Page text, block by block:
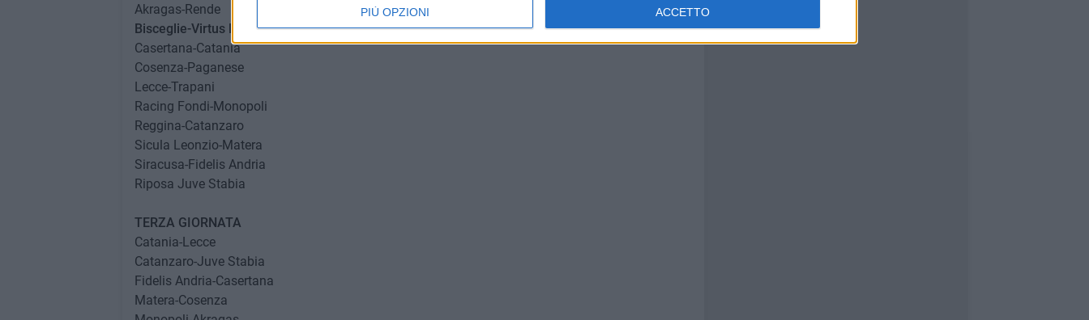
PIÙ OPZIONI ACCETTO
Akragas-Rende
Bisceglie-Virtus Francavilla
Casertana-Catania
Cosenza-Paganese
Lecce-Trapani
Racing Fondi-Monopoli
Reggina-Catanzaro
Sicula Leonzio-Matera
Siracusa-Fidelis Andria
Riposa Juve Stabia
TERZA GIORNATA
Catania-Lecce
Catanzaro-Juve Stabia
Fidelis Andria-Casertana
Matera-Cosenza